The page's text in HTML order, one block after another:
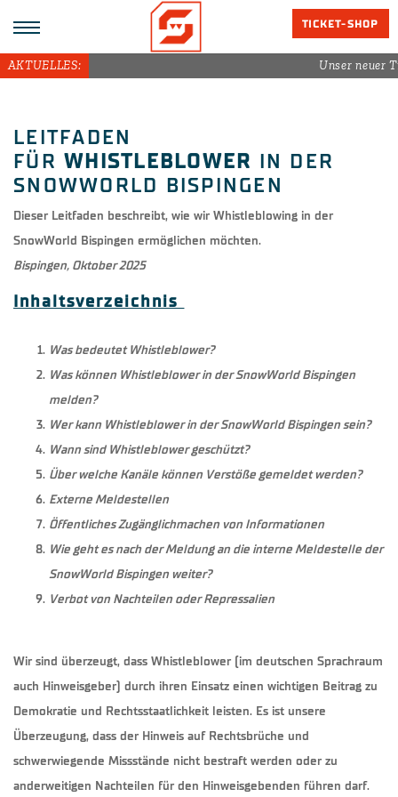
TICKET-SHOP
LEITFADEN
FÜRWHISTLEBLOWER IN DER
SNOWWORLD BISPINGEN
Dieser Leitfaden beschreibt, wie wir Whistleblowing in der
SnowWorld Bispingen ermöglichen möchten.
Bispingen, Oktober 2025
Inhaltsverzeichnis
Was bedeutet Whistleblower?
Was können Whistleblower in der SnowWorld Bispingen
melden?
Wer kann Whistleblower in der SnowWorld Bispingen sein?
Wann sind Whistleblower geschützt?
Über welche Kanäle können Verstöße gemeldet werden?
Externe Meldestellen
Öffentliches Zugänglichmachen von Informationen
Wie geht es nach der Meldung an die interne Meldestelle der
SnowWorld Bispingen weiter?
Verbot von Nachteilen oder Repressalien
Wir sind überzeugt, dass Whistleblower (im deutschen Sprachraum
auch Hinweisgeber) durch ihren Einsatz einen wichtigen Beitrag zu
Demokratie und Rechtsstaatlichkeit leisten. Es ist unsere
Überzeugung, dass der Hinweis auf Rechtsbrüche und
schwerwiegende Missstände nicht bestraft werden oder zu
anderweitigen Nachteilen für den Hinweisgebenden führen darf.
AKTUELLES: Unser neuer